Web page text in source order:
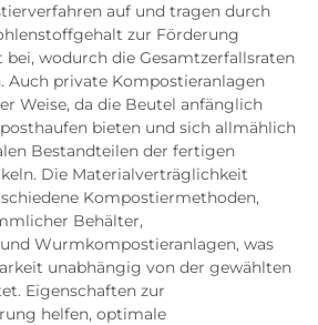
auf und tragen durch
zur Förderung
wodurch die Gesamtzerfallsraten
Auch private Kompostieranlagen
Weise, da die Beutel anfänglich
bieten und sich allmählich
Bestandteilen der fertigen
Die Materialverträglichkeit
Kompostiermethoden,
Behälter,
Wurmkompostieranlagen, was
unabhängig von der gewählten
Eigenschaften zur
helfen, optimale